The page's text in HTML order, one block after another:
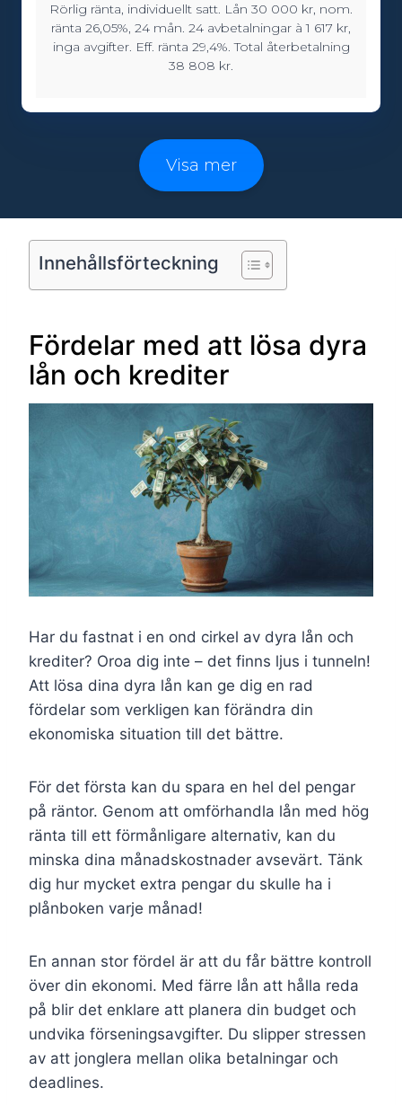
Lånebelopp:
5000 - 150000kr
18
Rörlig ränta, individuellt satt. Lån 30 000 kr, nom.
ränta 26,05%, 24 mån. 24 avbetalningar à 1 617 kr,
inga avgifter. Eff. ränta 29,4%. Total återbetalning
38 808 kr.
Visa mer
Innehållsförteckning
Fördelar med att lösa dyra
lån och krediter
Har du fastnat i en ond cirkel av dyra lån och
krediter? Oroa dig inte – det finns ljus i tunneln!
Att lösa dina dyra lån kan ge dig en rad
fördelar som verkligen kan förändra din
ekonomiska situation till det bättre.
För det första kan du spara en hel del pengar
på räntor. Genom att omförhandla lån med hög
ränta till ett förmånligare alternativ, kan du
minska dina månadskostnader avsevärt. Tänk
dig hur mycket extra pengar du skulle ha i
plånboken varje månad!
En annan stor fördel är att du får bättre kontroll
över din ekonomi. Med färre lån att hålla reda
på blir det enklare att planera din budget och
undvika förseningsavgifter. Du slipper stressen
av att jonglera mellan olika betalningar och
deadlines.